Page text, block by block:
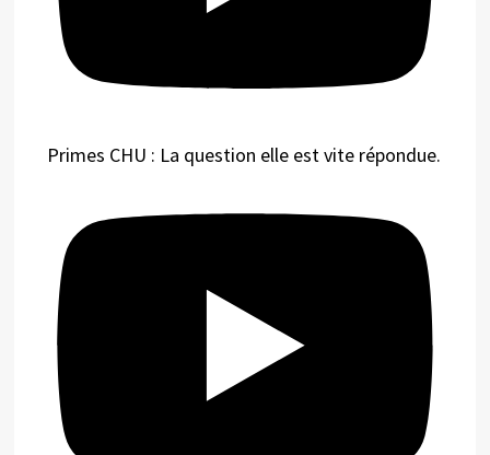
Primes CHU : La question elle est vite répondue.